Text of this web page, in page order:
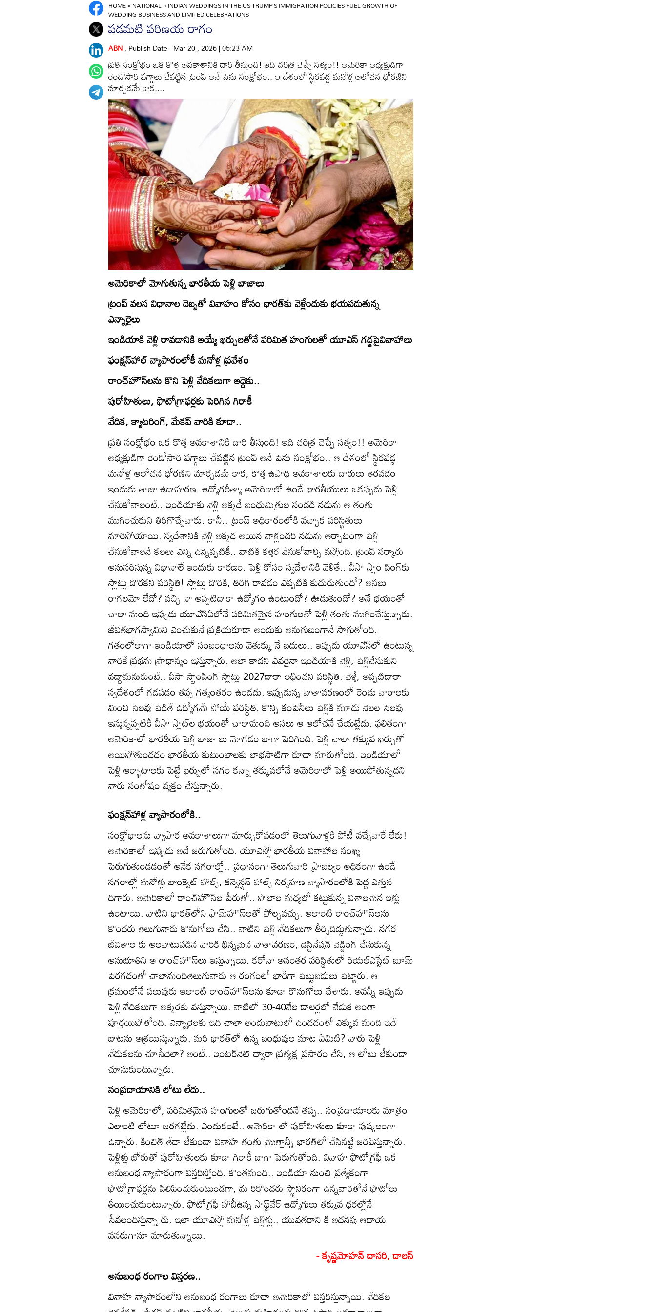
HOME»NATIONAL»INDIAN WEDDINGS IN THE US TRUMP’S IMMIGRATION POLICIES FUEL GROWTH OF
WEDDING BUSINESS AND LIMITED CELEBRATIONS
పడమటి పరిణయ రాగం
ABN, Publish Date - Mar 20 , 2026 | 05:23 AM
ప్రతి సంక్షోభం ఒక కొత్త అవకాశానికి దారి తీస్తుంది! ఇది చరిత్ర చెప్పే సత్యం!! అమెరికా అధ్యక్షుడిగా
రెండోసారి పగ్గాలు చేపట్టిన ట్రంప్‌ అనే పెను సంక్షోభం.. ఆ దేశంలో స్థిరపడ్డ మనోళ్ల ఆలోచన ధోరణిని
మార్చడమే కాక....
అమెరికాలో మోగుతున్న భారతీయ పెళ్లి బాజాలు
ట్రంప్‌ వలస విధానాల దెబ్బతో వివాహం కోసం భారత్‌కు వెళ్లేందుకు భయపడుతున్న
ఎన్నారైలు
ఇండియాకి వెళ్లి రావడానికి అయ్యే ఖర్చులతోనే పరిమిత హంగులతో యూఎస్‌ గడ్డపైవివాహాలు
ఫంక్షన్‌హాల్‌ వ్యాపారంలోకీ మనోళ్ల ప్రవేశం
రాంచ్‌హౌస్‌లను కొని పెళ్లి వేదికలుగా అద్దెకు..
పురోహితులు, ఫొటోగ్రాఫర్లకు పెరిగిన గిరాకీ
వేదిక, క్యాటరింగ్‌, మేకప్‌ వారికి కూడా..
ప్రతి సంక్షోభం ఒక కొత్త అవకాశానికి దారి తీస్తుంది! ఇది చరిత్ర చెప్పే సత్యం!! అమెరికా
అధ్యక్షుడిగా రెండోసారి పగ్గాలు చేపట్టిన ట్రంప్‌ అనే పెను సంక్షోభం.. ఆ దేశంలో స్థిరపడ్డ
మనోళ్ల ఆలోచన ధోరణిని మార్చడమే కాక, కొత్త ఉపాధి అవకాశాలకు దారులు తెరవడం
ఇందుకు తాజా ఉదాహరణ. ఉద్యోగరీత్యా అమెరికాలో ఉండే భారతీయులు ఒకప్పుడు పెళ్లి
చేసుకోవాలంటే.. ఇండియాకు వెళ్లి అక్కడే బంధుమిత్రుల సందడి నడుమ ఆ తంతు
ముగించుకుని తిరిగొచ్చేవారు. కానీ.. ట్రంప్‌ అధికారంలోకి వచ్చాక పరిస్థితులు
మారిపోయాయి. స్వదేశానికి వెళ్లి అక్కడ అయిన వాళ్లందరి నడుమ ఆర్భాటంగా పెళ్లి
చేసుకోవాలనే కలలు ఎన్ని ఉన్నప్పటికీ.. వాటికి కత్తెర వేసుకోవాల్సి వస్తోంది. ట్రంప్‌ సర్కారు
అనుసరిస్తున్న విధానాలే ఇందుకు కారణం. పెళ్లి కోసం స్వదేశానికి వెళితే.. వీసా స్టాం పింగ్‌కు
స్లాట్లు దొరకని పరిస్థితి! స్లాట్లు దొరికి, తిరిగి రావడం ఎప్పటికి కుదురుతుందో? అసలు
రాగలమో లేదో? వచ్చి నా అప్పటిదాకా ఉద్యోగం ఉంటుందో? ఊడుతుందో? అనే భయంతో
చాలా మంది ఇప్పుడు యూఎ్‌సఏలోనే పరిమితమైన హంగులతో పెళ్లి తంతు ముగించేస్తున్నారు.
జీవితభాగస్వామిని ఎంచుకునే ప్రక్రియకూడా అందుకు అనుగుణంగానే సాగుతోంది.
గతంలోలాగా ఇండియాలో సంబంధాలను వెతుక్కు నే బదులు.. ఇప్పుడు యూఎ్‌సలో ఉంటున్న
వారికే ప్రథమ ప్రాధాన్యం ఇస్తున్నారు. అలా కాదని ఎవరైనా ఇండియాకి వెళ్లి, పెళ్లిచేసుకుని
వద్దామనుకుంటే.. వీసా స్టాంపింగ్‌ స్లాట్లు 2027దాకా లభించని పరిస్థితి. వెళ్తే, అప్పటిదాకా
స్వదేశంలో గడపడం తప్ప గత్యంతరం ఉండదు. ఇప్పుడున్న వాతావరణంలో రెండు వారాలకు
మించి సెలవు పెడితే ఉద్యోగమే పోయే పరిస్థితి. కొన్ని కంపెనీలు పెళ్లికి మూడు నెలల సెలవు
ఇస్తున్నప్పటికీ వీసా స్లాట్‌ల భయంతో చాలామంది అసలు ఆ ఆలోచనే చేయట్లేదు. ఫలితంగా
అమెరికాలో భారతీయ పెళ్లి బాజా లు మోగడం బాగా పెరిగింది. పెళ్లి చాలా తక్కువ ఖర్చుతో
అయిపోతుండడం భారతీయ కుటుంబాలకు లాభసాటిగా కూడా మారుతోంది. ఇండియాలో
పెళ్లి ఆర్భాటాలకు పెట్టే ఖర్చులో సగం కన్నా తక్కువలోనే అమెరికాలో పెళ్లి అయిపోతున్నదని
వారు సంతోషం వ్యక్తం చేస్తున్నారు.
ఫంక్షన్‌హాళ్ల వ్యాపారంలోకి..
సంక్షోభాలను వ్యాపార అవకాశాలుగా మార్చుకోవడంలో తెలుగువాళ్లకి పోటీ వచ్చేవారే లేరు!
అమెరికాలో ఇప్పుడు అదే జరుగుతోంది. యూఎస్లో భారతీయ వివాహాల సంఖ్య
పెరుగుతుండడంతో అనేక నగరాల్లో.. ప్రధానంగా తెలుగువారి ప్రాబల్యం అధికంగా ఉండే
నగరాల్లో మనోళ్లు బాంక్వెట్‌ హాల్స్‌, కన్వెన్షన్‌ హాల్స్‌ నిర్వహణ వ్యాపారంలోకి పెద్ద ఎత్తున
దిగారు. అమెరికాలో రాంచ్‌హౌస్‌ల పేరుతో.. పొలాల మధ్యలో కట్టుకున్న విశాలమైన ఇళ్లు
ఉంటాయి. వాటిని భారత్‌లోని ఫామ్‌హౌస్‌లతో పోల్చవచ్చు. అలాంటి రాంచ్‌హౌస్‌లను
కొందరు తెలుగువారు కొనుగోలు చేసి.. వాటిని పెళ్లి వేదికలుగా తీర్చిదిద్దుతున్నారు. నగర
జీవితాల కు అలవాటుపడిన వారికి భిన్నమైన వాతావరణం, డెస్టినేషన్‌ వెడ్డింగ్‌ చేసుకున్న
అనుభూతిని ఆ రాంచ్‌హౌస్‌లు ఇస్తున్నాయి. కరోనా అనంతర పరిస్థితులో రియల్‌ఎస్టేట్‌ బూమ్‌
పెరగడంతో చాలామందితెలుగువారు ఆ రంగంలో భారీగా పెట్టుబడులు పెట్టారు. ఆ
క్రమంలోనే పలువురు ఇలాంటి రాంచ్‌హౌస్‌లను కూడా కొనుగోలు చేశారు. అవన్నీ ఇప్పుడు
పెళ్లి వేదికలుగా అక్కరకు వస్తున్నాయి. వాటిలో 30-40వేల డాలర్లలో వేడుక అంతా
పూర్తయిపోతోంది. ఎన్నారైలకు ఇది చాలా అందుబాటులో ఉండడంతో ఎక్కువ మంది ఇదే
బాటను ఆశ్రయిస్తున్నారు. మరి భారత్‌లో ఉన్న బంధువుల మాట ఏమిటి? వారు పెళ్లి
వేడుకలను చూసేదెలా? అంటే.. ఇంటర్‌నెట్‌ ద్వారా ప్రత్యక్ష ప్రసారం చేసి, ఆ లోటు లేకుండా
చూసుకుంటున్నారు.
సంప్రదాయానికి లోటు లేదు..
పెళ్లి అమెరికాలో, పరిమితమైన హంగులతో జరుగుతోందనే తప్ప.. సంప్రదాయాలకు మాత్రం
ఎలాంటి లోటూ జరగట్లేదు. ఎందుకంటే.. అమెరికా లో పురోహితులు కూడా పుష్కలంగా
ఉన్నారు. కించిత్‌ తేడా లేకుండా వివాహ తంతు మొత్తాన్నీ భారత్‌లో చేసినట్టే జరిపిస్తున్నారు.
పెళ్లిళ్లు జోరుతో పురోహితులకు కూడా గిరాకీ బాగా పెరుగుతోంది. వివాహ ఫొటోగ్రఫీ ఒక
అనుబంధ వ్యాపారంగా విస్తరిస్తోంది. కొంతమంది.. ఇండియా నుంచి ప్రత్యేకంగా
ఫొటోగ్రాఫర్లను పిలిపించుకుంటుండగా, మ రికొందరు స్థానికంగా ఉన్నవారితోనే ఫొటోలు
తీయించుకుంటున్నారు. ఫొటోగ్రఫీ హాబీఉన్న సాఫ్ట్‌వేర్‌ ఉద్యోగులు తక్కువ ధరల్లోనే
సేవలందిస్తున్నా రు. ఇలా యూఎస్లో మనోళ్ల పెళ్లిళ్లు.. యువతరాని కి అదనపు ఆదాయ
వనరుగానూ మారుతున్నాయి.
- కృష్ణమోహన్‌ దాసరి, డాలస్‌
అనుబంధ రంగాల విస్తరణ..
వివాహ వ్యాపారంలోని అనుబంధ రంగాలు కూడా అమెరికాలో విస్తరిస్తున్నాయి. వేదికల